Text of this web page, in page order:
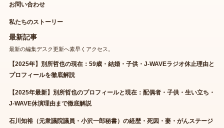
お問い合わせ
私たちのストーリー
最新記事
最新の編集デスク更新へ素早くアクセス。
【2025年】別所哲也の現在：59歳・結婚・子供・J-WAVEラジオ休止理由と
プロフィールを徹底解説
【2025年最新】別所哲也のプロフィールと現在：配偶者・子供・生い立ち・
J-WAVE休演理由まで徹底解説
石川知裕（元衆議院議員・小沢一郎秘書）の経歴・死因・妻・がんステージ